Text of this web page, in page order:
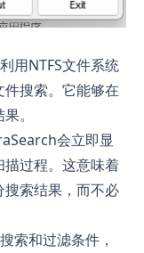
用NTFS文件系统
搜索。它能够在
。
会立即显
过程。这意味着
索结果，而不必
索和过滤条件，